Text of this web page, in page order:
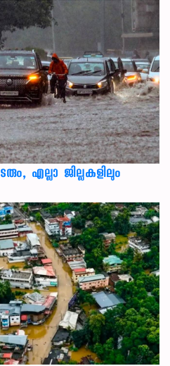
എല്ലാ ജില്ലകളിലും